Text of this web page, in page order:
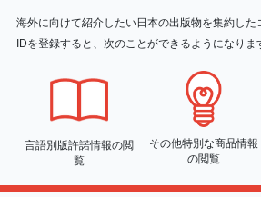
海外に向けて紹介したい日本の出版物を集約した
IDを登録すると、次のことができるようになりま
言語別版許諾情報の閲
覧
その他特別な商品情報
の閲覧